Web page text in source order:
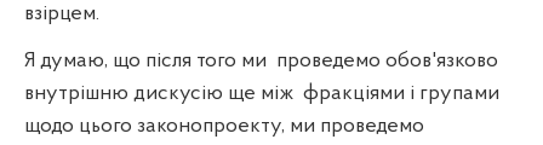
взірцем.
Я думаю, що після того ми проведемо обов'язково
внутрішню дискусію ще між фракціями і групами
щодо цього законопроекту, ми проведемо